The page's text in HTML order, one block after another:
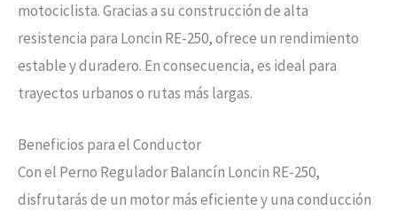
motociclista. Gracias a su construcción de alta
resistencia para Loncin RE-250, ofrece un rendimiento
estable y duradero. En consecuencia, es ideal para
trayectos urbanos o rutas más largas.
Beneficios para el Conductor
Con el Perno Regulador Balancín Loncin RE-250,
disfrutarás de un motor más eficiente y una conducción